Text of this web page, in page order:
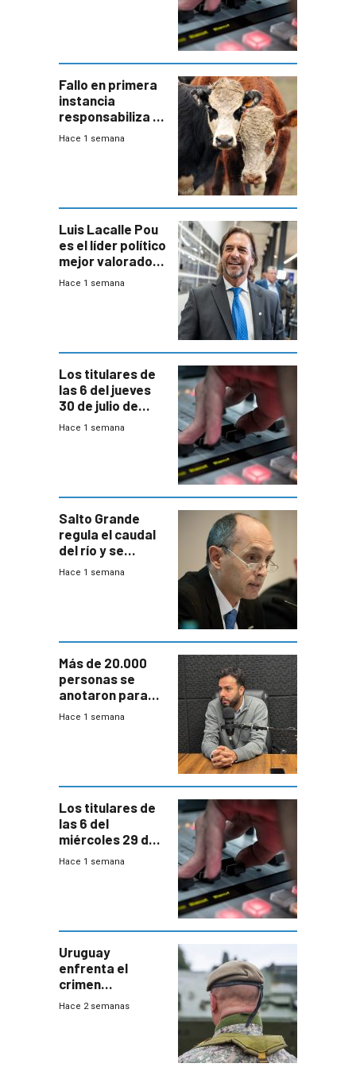
Fallo en primera
instancia
responsabiliza al
Estado por falta
Hace 1 semana
Luis Lacalle Pou
es el líder político
mejor valorado
del país, según
Hace 1 semana
Los titulares de
las 6 del jueves
30 de julio de
2026
Hace 1 semana
Salto Grande
regula el caudal
del río y se
prepara para un
Hace 1 semana
Más de 20.000
personas se
anotaron para
las pruebas
Hace 1 semana
Los titulares de
las 6 del
miércoles 29 de
julio de 2026
Hace 1 semana
Uruguay
enfrenta el
crimen
organizado con
Hace 2 semanas